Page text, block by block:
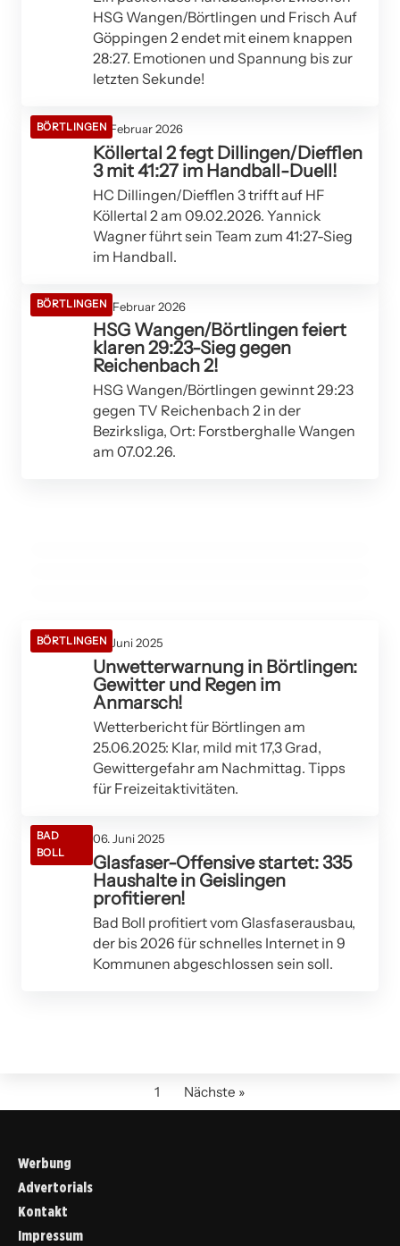
HSG Wangen/Börtlingen und Frisch Auf
Göppingen 2 endet mit einem knappen
28:27. Emotionen und Spannung bis zur
letzten Sekunde!
BÖRTLINGEN10. Februar 2026
Köllertal 2 fegt Dillingen/Diefflen
3 mit 41:27 im Handball-Duell!
HC Dillingen/Diefflen 3 trifft auf HF
Köllertal 2 am 09.02.2026. Yannick
Wagner führt sein Team zum 41:27-Sieg
im Handball.
BÖRTLINGEN08. Februar 2026
HSG Wangen/Börtlingen feiert
klaren 29:23-Sieg gegen
Reichenbach 2!
HSG Wangen/Börtlingen gewinnt 29:23
gegen TV Reichenbach 2 in der
Bezirksliga, Ort: Forstberghalle Wangen
am 07.02.26.
28. November 2025
BÖRTLINGEN24. Juni 2025
Unwetterwarnung in Börtlingen:
Gewitter und Regen im
Anmarsch!
Wetterbericht für Börtlingen am
25.06.2025: Klar, mild mit 17,3 Grad,
Gewittergefahr am Nachmittag. Tipps
für Freizeitaktivitäten.
BAD
BOLL
06. Juni 2025
Glasfaser-Offensive startet: 335
Haushalte in Geislingen
profitieren!
Bad Boll profitiert vom Glasfaserausbau,
der bis 2026 für schnelles Internet in 9
Kommunen abgeschlossen sein soll.
1 Nächste »
Werbung
Advertorials
Kontakt
Impressum